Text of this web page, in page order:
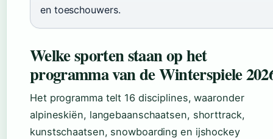
en toeschouwers.
Welke sporten staan op het
programma van de Winterspiele
Het programma telt 16 disciplines, waaronder
alpineskiën, langebaanschaatsen, shorttrack,
kunstschaatsen, snowboarding en ijshockey